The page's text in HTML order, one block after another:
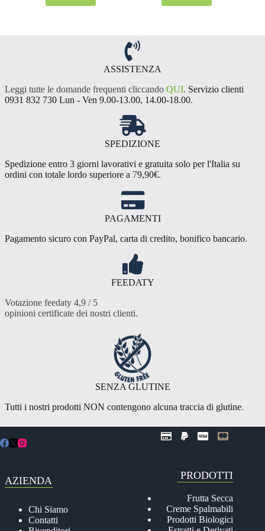
prodotto
scelte
nella
prodotto
scelte
nella
ASSISTENZA
Leggi tutte le domande frequenti cliccando QUI. Servizio clienti
0931 832 730 Lun - Ven 9.00-13.00, 14.00-18.00.
SPEDIZIONE
Spedizione entro 3 giorni lavorativi e gratuita solo per l'Italia su
ordini con totale lordo superiore a 79,90€.
PAGAMENTI
Pagamento sicuro con PayPal, carta di credito, bonifico bancario.
FEEDATY
Votazione feedaty 4,9 / 5
opinioni certificate dei nostri clienti.
SENZA GLUTINE
Tutti i nostri prodotti NON contengono alcuna traccia di glutine.
AZIENDA
Chi Siamo
Contatti
PRODOTTI
Frutta Secca
Creme Spalmabili
Prodotti Biologici